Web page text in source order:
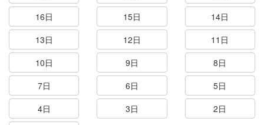
16日
15日
14日
13日
12日
11日
10日
9日
8日
7日
6日
5日
4日
3日
2日